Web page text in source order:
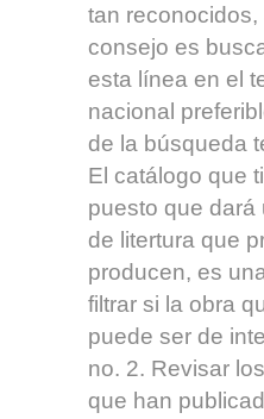
tan reconocidos,
consejo es
esta línea en el
nacional
de la búsqueda
El catálogo que
puesto que dará
de litertura que
producen, es
filtrar si la obra
puede ser de
no. 2. Revisar
que han